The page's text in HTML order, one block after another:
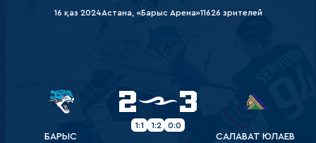
16 қаз 2024Астана, «Барыс Арена»11626 зрителей
БАРЫС
2 3
1:1 1:2 0:0
САЛАВАТ ЮЛАЕВ